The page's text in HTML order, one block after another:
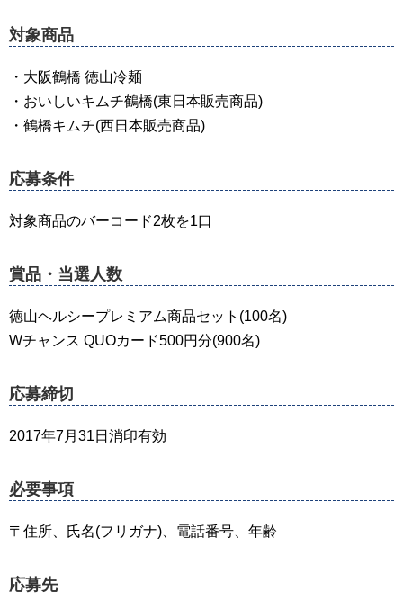
対象商品
・大阪鶴橋 徳山冷麺
・おいしいキムチ鶴橋(東日本販売商品)
・鶴橋キムチ(西日本販売商品)
応募条件
対象商品のバーコード2枚を1口
賞品・当選人数
徳山ヘルシープレミアム商品セット(100名)
Wチャンス QUOカード500円分(900名)
応募締切
2017年7月31日消印有効
必要事項
〒住所、氏名(フリガナ)、電話番号、年齢
応募先